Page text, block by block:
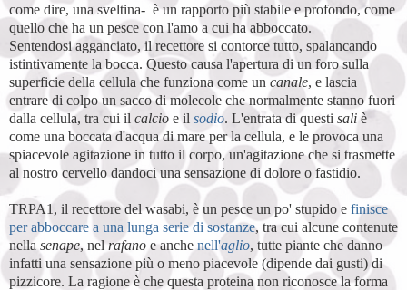
come dire, una sveltina- è un rapporto più stabile e profondo, come
quello che ha un pesce con l'amo a cui ha abboccato.
Sentendosi agganciato, il recettore si contorce tutto, spalancando
istintivamente la bocca. Questo causa l'apertura di un foro sulla
superficie della cellula che funziona come un canale, e lascia
entrare di colpo un sacco di molecole che normalmente stanno fuori
dalla cellula, tra cui il calcio e il sodio. L'entrata di questi sali è
come una boccata d'acqua di mare per la cellula, e le provoca una
spiacevole agitazione in tutto il corpo, un'agitazione che si trasmette
al nostro cervello dandoci una sensazione di dolore o fastidio.
TRPA1, il recettore del wasabi, è un pesce un po' stupido e finisce
per abboccare a una lunga serie di sostanze, tra cui alcune contenute
nella senape, nelrafano e anche nell'aglio, tutte piante che danno
infatti una sensazione più o meno piacevole (dipende dai gusti) di
pizzicore. La ragione è che questa proteina non riconosce la forma